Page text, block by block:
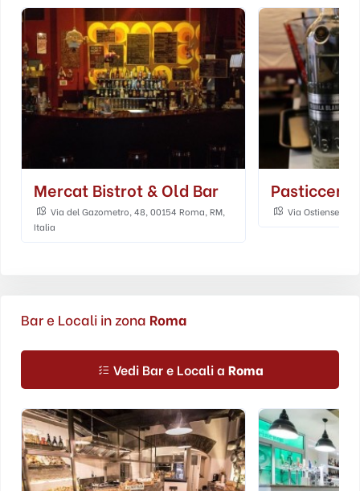
Mercat Bistrot & Old Bar
Via del Gazometro, 48, 00154 Roma, RM,
Italia
Via Ostiense,
Bar e Locali in zona Roma
Vedi Bar e Locali a Roma